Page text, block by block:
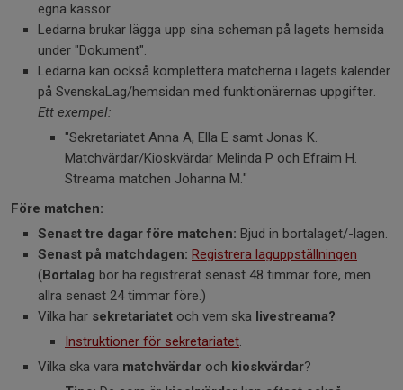
egna kassor.
Ledarna brukar lägga upp sina scheman på lagets hemsida
under "Dokument".
Ledarna kan också komplettera matcherna i lagets kalender
på SvenskaLag/hemsidan med funktionärernas uppgifter.
Ett exempel:
"Sekretariatet Anna A, Ella E samt Jonas K.
Matchvärdar/Kioskvärdar Melinda P och Efraim H.
Streama matchen Johanna M."
Före matchen:
Senast tre dagar före matchen: Bjud in bortalaget/-lagen.
Senast på matchdagen: Registrera laguppställningen
(Bortalag bör ha registrerat senast 48 timmar före, men
allra senast 24 timmar före.)
Vilka har sekretariatet och vem ska livestreama?
Instruktioner för sekretariatet.
Vilka ska vara matchvärdar och kioskvärdar?